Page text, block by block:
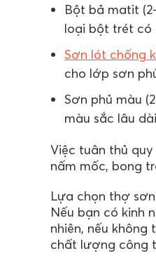
Bột bả matit
loại bột trét có
Sơn lót chống
cho lớp sơn
Sơn phủ màu
màu sắc lâu
Việc tuân thủ
nấm mốc, bong
Lựa chọn thợ
Nếu bạn có kinh
nhiên, nếu
chất lượng công